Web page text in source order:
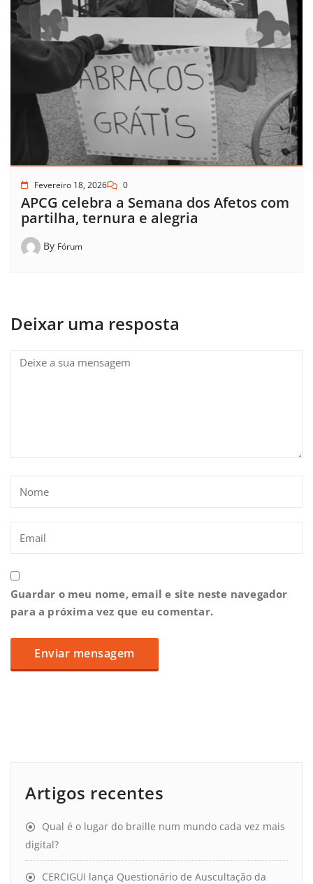
Fevereiro 18, 2026 0
APCG celebra a Semana dos Afetos com
partilha, ternura e alegria
By Fórum
Deixar uma resposta
Guardar o meu nome, email e site neste navegador
para a próxima vez que eu comentar.
Artigos recentes
Qual é o lugar do braille num mundo cada vez mais
digital?
CERCIGUI lança Questionário de Auscultação da